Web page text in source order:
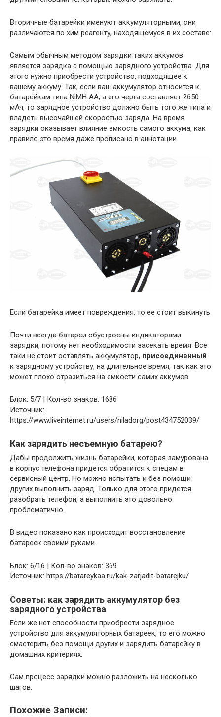
Вторичные батарейки именуют аккумуляторными, они
различаются по хим реагенту, находящемуся в их составе:
Самым обычным методом зарядки таких аккумов
является зарядка с помощью зарядного устройства. Для
этого нужно приобрести устройство, подходящее к
вашему аккуму. Так, если ваш аккумулятор относится к
батарейкам типа NiMH АА, а его черта составляет 2650
мАч, то зарядное устройство должно быть того же типа и
владеть высочайшей скоростью заряда. На время
зарядки оказывает влияние емкость самого аккума, как
правило это время даже прописано в аннотации.
Если батарейка имеет повреждения, то ее стоит выкинуть
Почти всегда батареи обустроены индикаторами
зарядки, потому нет необходимости засекать время. Все
таки не стоит оставлять аккумулятор, присоединенный
к зарядному устройству, на длительное время, так как это
может плохо отразиться на емкости самих аккумов.
Блок: 5/7 | Кол-во знаков: 1686
Источник:
https://www.liveinternet.ru/users/niladorg/post434752039/
Как зарядить несъемную батарею?
Дабы продолжить жизнь батарейки, которая замурована
в корпус телефона придется обратится к спецам в
сервисный центр. Но можно испытать и без помощи
других выполнить заряд. Только для этого придется
разобрать телефон, а выполнить это довольно
проблематично.
В видео показано как происходит восстановление
батареек своими руками.
Блок: 6/16 | Кол-во знаков: 369
Источник: https://batareykaa.ru/kak-zarjadit-batarejku/
Советы: как зарядить аккумулятор без
зарядного устройства
Если же нет способности приобрести зарядное
устройство для аккумуляторных батареек, то его можно
смастерить без помощи других и зарядить батарейку в
домашних критериях.
Сам процесс зарядки можно разложить на несколько
шагов:
Похожие Записи: